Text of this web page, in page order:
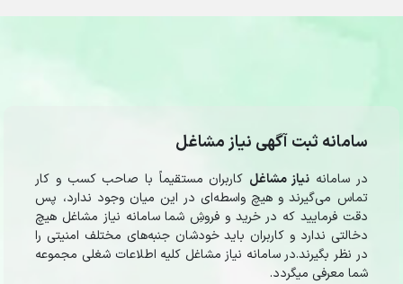
سامانه ثبت آگهی نیاز مشاغل
در سامانه نیاز مشاغل کاربران مستقیماً با صاحب کسب و کار
تماس می‌گیرند و هیچ واسطه‌ای در این میان وجود ندارد، پس
دقت فرمایید که در خرید و فروشِ شما سامانه نیاز مشاغل هیچ
دخالتی ندارد و کاربران باید خودشان جنبه‌های مختلف امنیتی را
در نظر بگیرند.در سامانه نیاز مشاغل کلیه اطلاعات شغلی مجموعه
شما معرفی میگردد.